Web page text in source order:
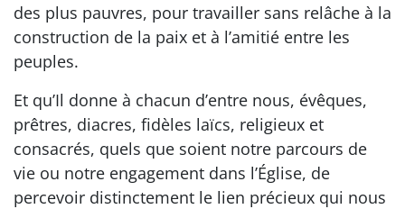
des plus pauvres, pour travailler sans relâche à la
construction de la paix et à l’amitié entre les
peuples.
Et qu’Il donne à chacun d’entre nous, évêques,
prêtres, diacres, fidèles laïcs, religieux et
consacrés, quels que soient notre parcours de
vie ou notre engagement dans l’Église, de
percevoir distinctement le lien précieux qui nous